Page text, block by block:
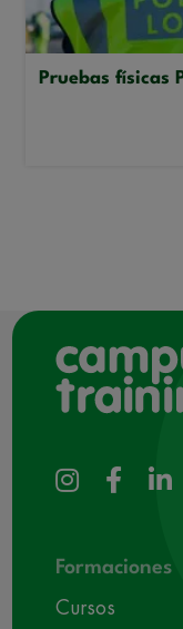
Pruebas físicas
Formaciones
Cursos